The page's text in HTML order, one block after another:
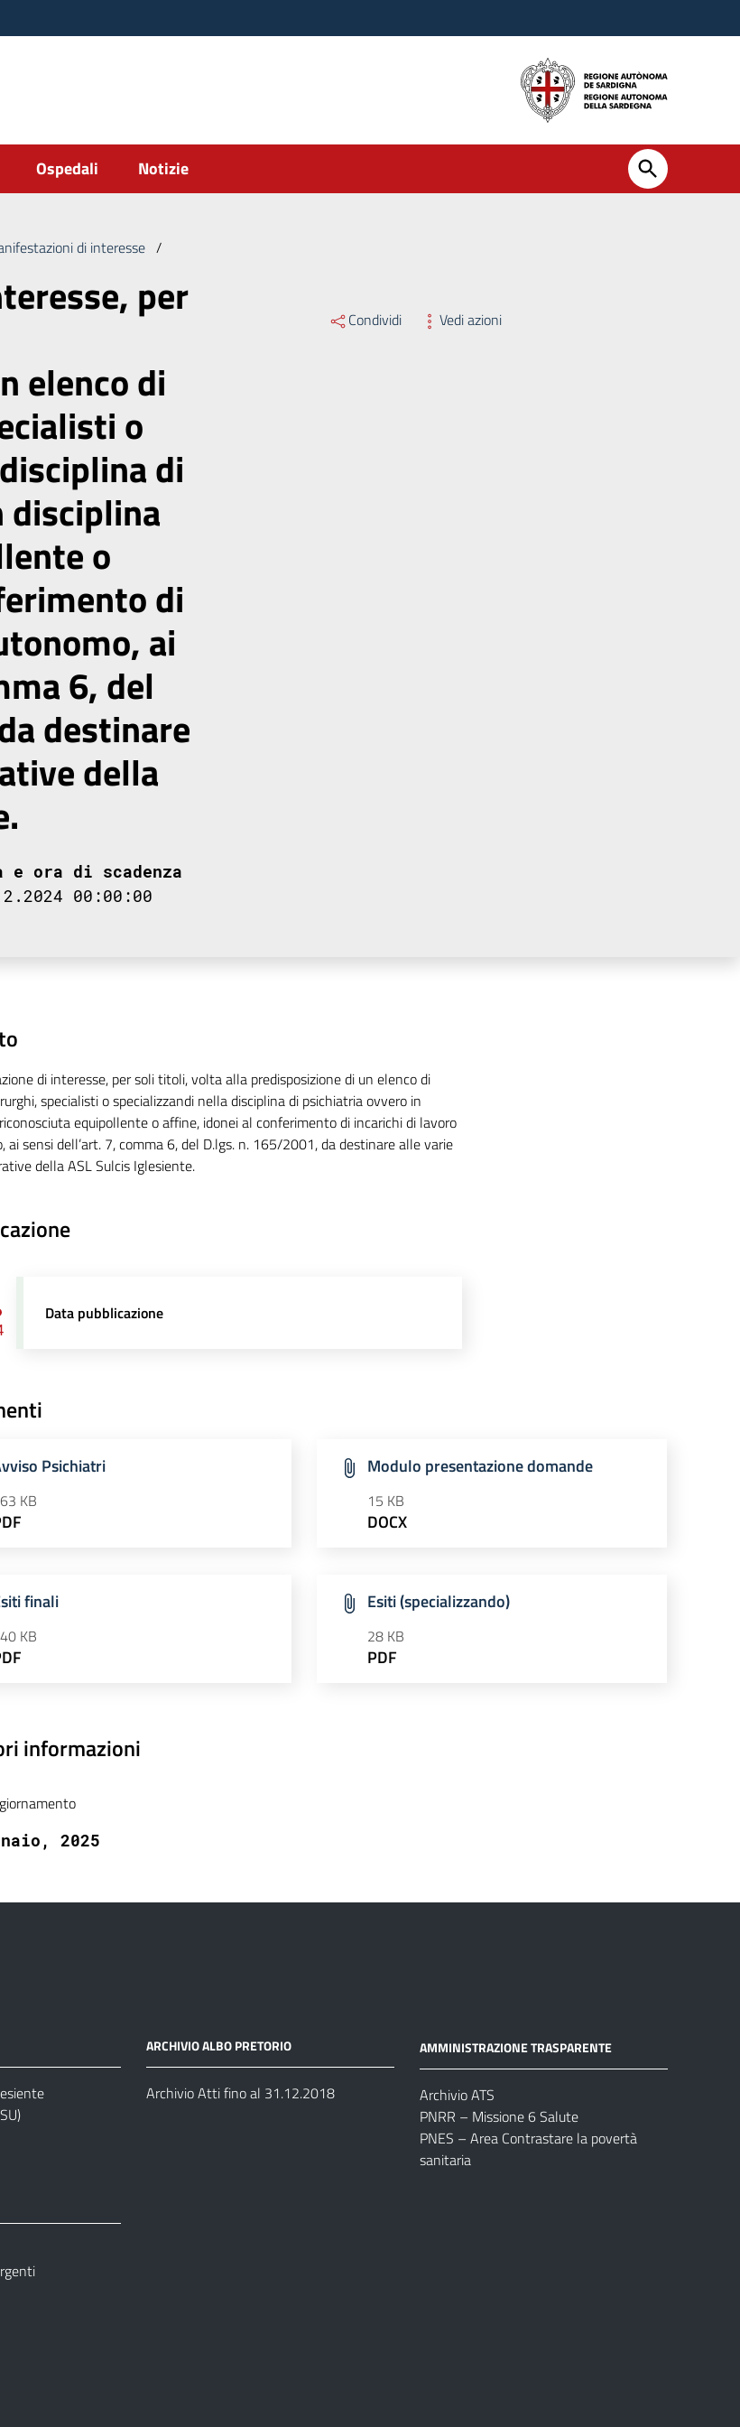
Ospedali Notizie
di interesse /
per
elenco di
o
di
disciplina
o
di
ai
6, del
destinare
della
Condividi Vedi azioni
e ora di scadenza
00:00:00
di interesse, per soli titoli, volta alla predisposizione di un elenco di
specialisti o specializzandi nella disciplina di psichiatria ovvero in
equipollente o affine, idonei al conferimento di incarichi di lavoro
ai sensi dell’art. 7, comma 6, del D.lgs. n. 165/2001, da destinare alle varie
della ASL Sulcis Iglesiente.
Data pubblicazione
Psichiatri
KB
Modulo presentazione domande
15 KB
DOCX
finali
KB
Esiti (specializzando)
28 KB
PDF
informazioni
2025
ARCHIVIO ALBO PRETORIO
Archivio Atti fino al 31.12.2018
AMMINISTRAZIONE TRASPARENTE
Archivio ATS
PNRR – Missione 6 Salute
PNES – Area Contrastare la povertà
sanitaria